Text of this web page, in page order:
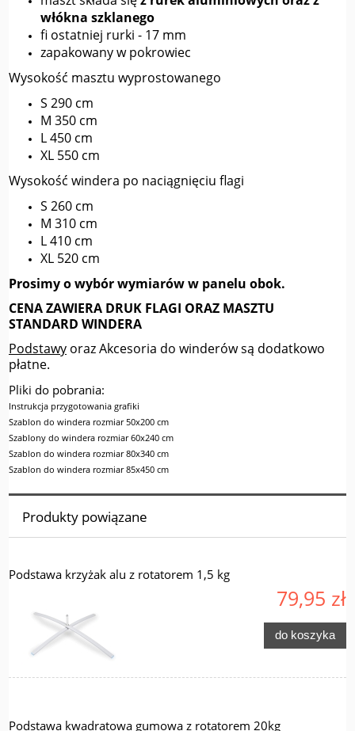
włókna szklanego
fi ostatniej rurki - 17 mm
zapakowany w pokrowiec
Wysokość masztu wyprostowanego
S 290 cm
M 350 cm
L 450 cm
XL 550 cm
Wysokość windera po naciągnięciu flagi
S 260 cm
M 310 cm
L 410 cm
XL 520 cm
Prosimy o wybór wymiarów w panelu obok.
CENA ZAWIERA DRUK FLAGI ORAZ MASZTU
STANDARD WINDERA
Podstawy orazAkcesoria do winderów są dodatkowo
płatne.
Pliki do pobrania:
Instrukcja przygotowania grafiki
Szablon do windera rozmiar 50x200 cm
Szablony do windera rozmiar 60x240 cm
Szablon do windera rozmiar 80x340 cm
Szablon do windera rozmiar 85x450 cm
Produkty powiązane
Podstawa krzyżak alu z rotatorem 1,5 kg
79,95 zł
do koszyka
Podstawa kwadratowa gumowa z rotatorem 20kg